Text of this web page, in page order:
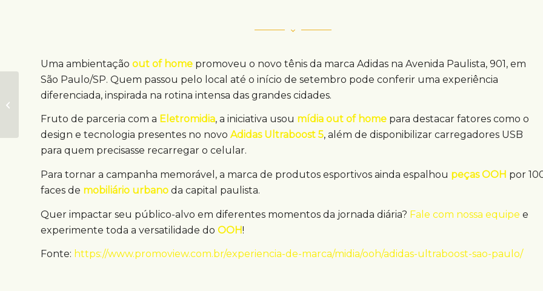
Uma ambientação out of home promoveu o novo tênis da marca Adidas na Avenida Paulista, 901, em
São Paulo/SP. Quem passou pelo local até o início de setembro pode conferir uma experiência
diferenciada, inspirada na rotina intensa das grandes cidades.
Fruto de parceria com a Eletromidia, a iniciativa usou mídia out of home para destacar fatores como o
design e tecnologia presentes no novo Adidas Ultraboost 5, além de disponibilizar carregadores USB
para quem precisasse recarregar o celular.
Para tornar a campanha memorável, a marca de produtos esportivos ainda espalhou peças OOH por
faces de mobiliário urbano da capital paulista.
Quer impactar seu público-alvo em diferentes momentos da jornada diária? Fale com nossa equipe e
experimente toda a versatilidade do OOH!
Fonte: https://www.promoview.com.br/experiencia-de-marca/midia/ooh/adidas-ultraboost-sao-paulo/
Experiência OOH
Salvador